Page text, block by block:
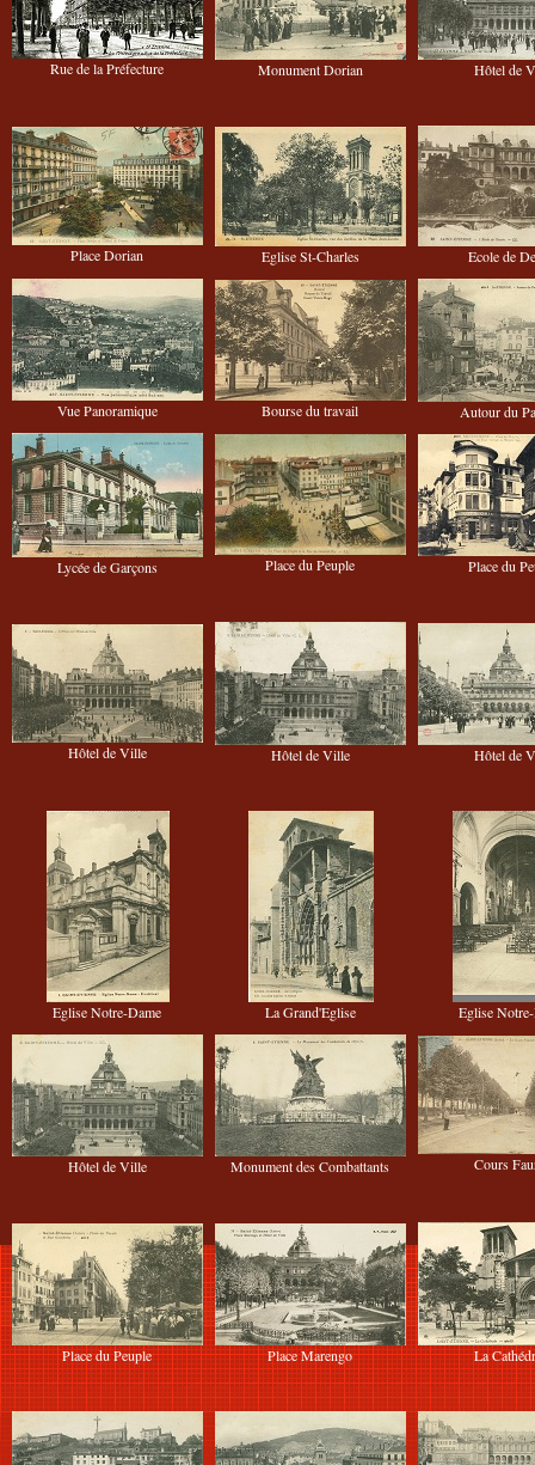
Rue de la Préfecture Monument Dorian Hôtel de
Place Dorian Eglise St-Charles Ecole de
Vue Panoramique Bourse du travail Autour du
Lycée de Garçons Place du Peuple Place du
Hôtel de Ville Hôtel de Ville Hôtel de
Eglise Notre-Dame La Grand'Eglise Eglise
Hôtel de Ville Monument des Combattants Cours
Place du Peuple Place Marengo La